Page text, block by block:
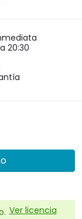
20:30
Ver licencia